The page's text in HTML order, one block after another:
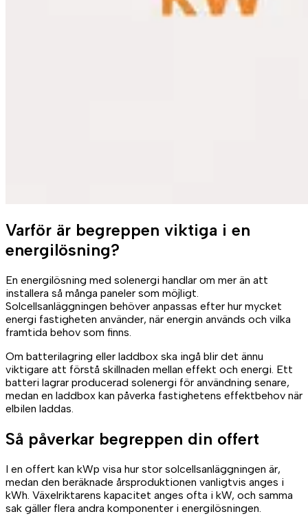
Varför är begreppen viktiga i en
energilösning?
En energilösning med solenergi handlar om mer än att
installera så många paneler som möjligt.
Solcellsanläggningen behöver anpassas efter hur mycket
energi fastigheten använder, när energin används och vilka
framtida behov som finns.
Om batterilagring eller laddbox ska ingå blir det ännu
viktigare att förstå skillnaden mellan effekt och energi. Ett
batteri lagrar producerad solenergi för användning senare,
medan en laddbox kan påverka fastighetens effektbehov när
elbilen laddas.
Så påverkar begreppen din offert
I en offert kan kWp visa hur stor solcellsanläggningen är,
medan den beräknade årsproduktionen vanligtvis anges i
kWh. Växelriktarens kapacitet anges ofta i kW, och samma
sak gäller flera andra komponenter i energilösningen.